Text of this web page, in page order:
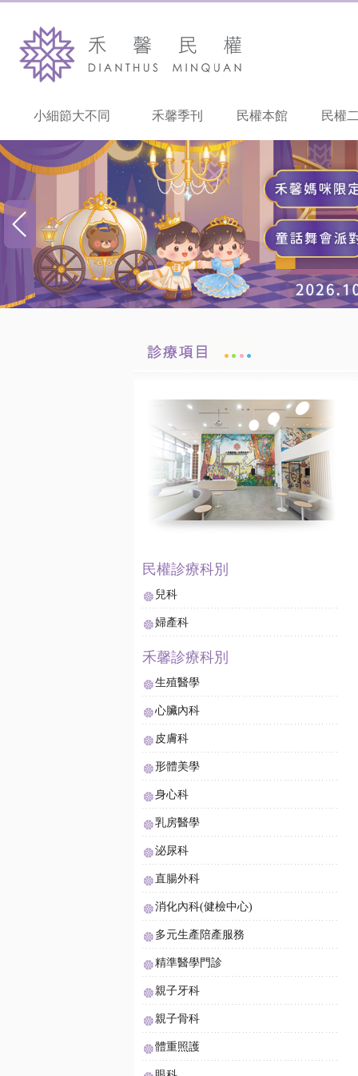
小細節大不同 禾馨季刊 民權本館 民權
兒科
婦產科
生殖醫學
心臟內科
皮膚科
形體美學
身心科
乳房醫學
泌尿科
直腸外科
消化內科(健檢中心)
多元生產陪產服務
精準醫學門診
親子牙科
親子骨科
體重照護